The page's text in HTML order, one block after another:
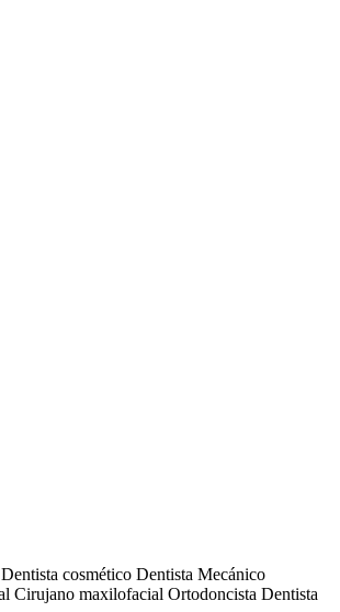
Dentista cosmético Dentista Mecánico
Cirujano maxilofacial Ortodoncista Dentista